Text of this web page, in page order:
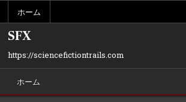
content
ホーム
SFX
https://sciencefictiontrails.com
ホーム